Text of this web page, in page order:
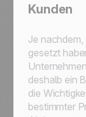
Kunden
Je
gesetzt
deshalb ein
die
bestimmter